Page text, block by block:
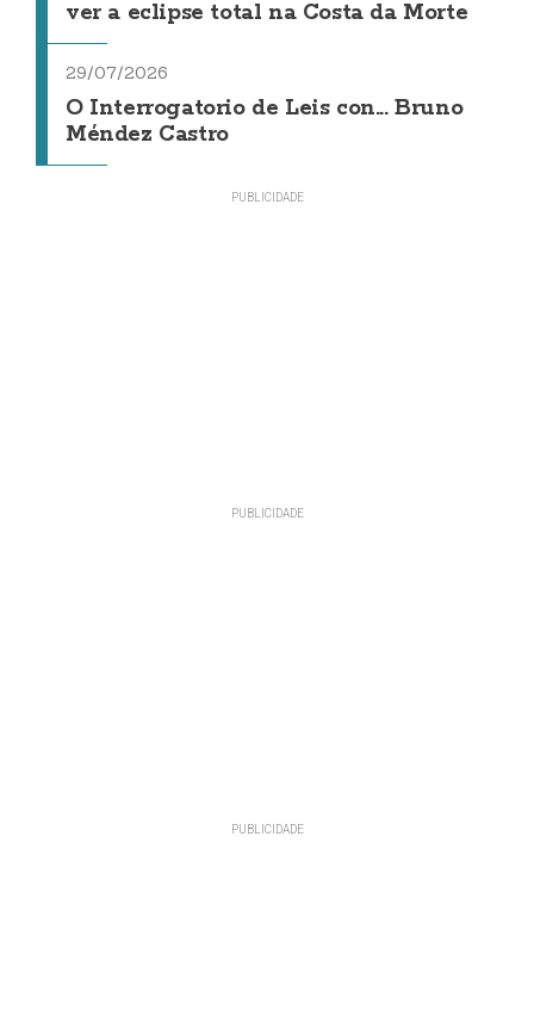
ver a eclipse total na Costa da Morte
29/07/2026
O Interrogatorio de Leis con... Bruno
Méndez Castro